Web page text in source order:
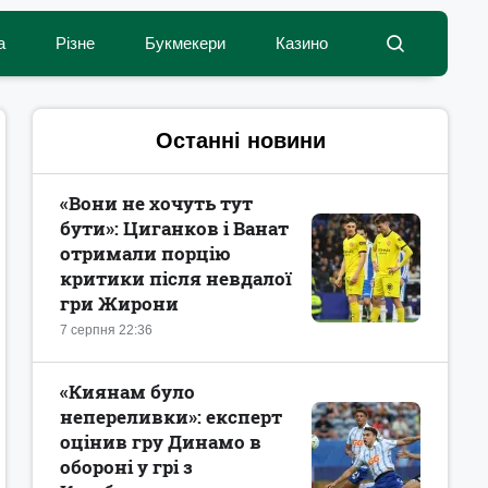
Різне Букмекери Казино
Останні новини
7 серпня 22:36
«Вони не хочуть тут
бути»: Циганков і Ванат
отримали порцію
критики після невдалої
гри Жирони
«Киянам було
непереливки»: експерт
оцінив гру Динамо в
обороні у грі з